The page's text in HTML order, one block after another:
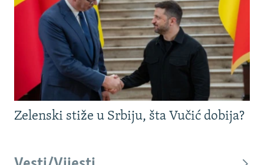
Zelenski stiže u Srbiju, šta Vučić dobija?